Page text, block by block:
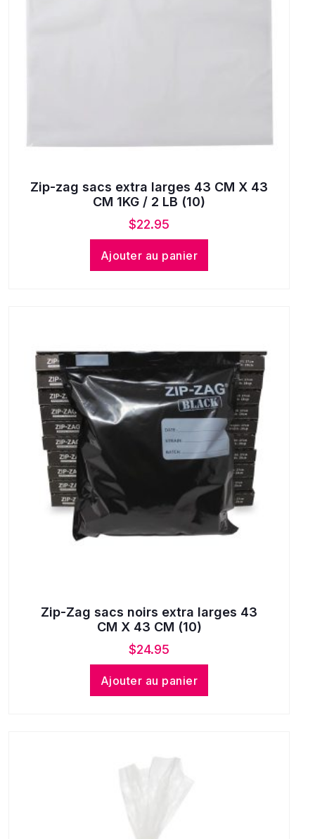
Zip-zag sacs extra larges 43 CM X 43
CM 1KG / 2 LB (10)
$22.95
Ajouter au panier
Zip-Zag sacs noirs extra larges 43
CM X 43 CM (10)
$24.95
Ajouter au panier